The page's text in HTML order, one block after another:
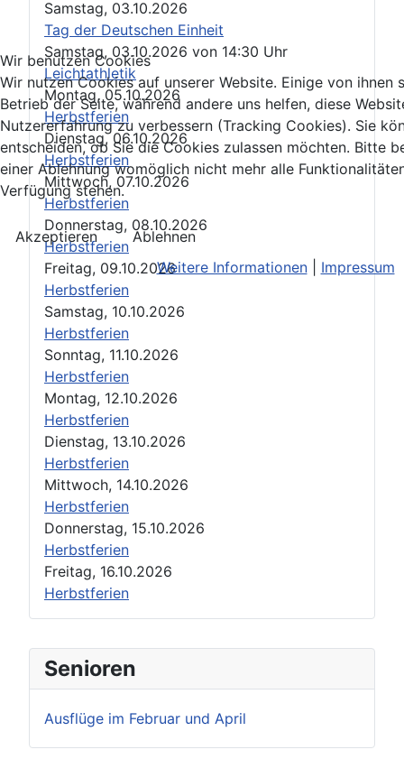
Senioren
Ausflüge im Februar und April
Samstag, 03.10.2026
Tag der Deutschen Einheit
Samstag, 03.10.2026 von 14:30 Uhr
Leichtathletik
Montag, 05.10.2026
Herbstferien
Dienstag, 06.10.2026
Herbstferien
Mittwoch, 07.10.2026
Herbstferien
Donnerstag, 08.10.2026
Herbstferien
Freitag, 09.10.2026
Herbstferien
Samstag, 10.10.2026
Herbstferien
Sonntag, 11.10.2026
Herbstferien
Montag, 12.10.2026
Herbstferien
Dienstag, 13.10.2026
Herbstferien
Mittwoch, 14.10.2026
Herbstferien
Donnerstag, 15.10.2026
Herbstferien
Freitag, 16.10.2026
Herbstferien
Wir benutzen Cookies
Wir nutzen Cookies auf unserer Website. Einige von ihnen
Betrieb der Seite, während andere uns helfen, diese
Nutzererfahrung zu verbessern (Tracking Cookies). Sie
entscheiden, ob Sie die Cookies zulassen möchten. Bitte
einer Ablehnung womöglich nicht mehr alle
Verfügung stehen.
Akzeptieren
Ablehnen
Weitere Informationen| Impressum